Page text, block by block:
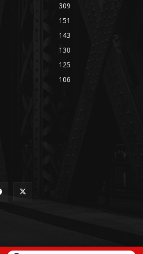
309
151
143
130
125
106